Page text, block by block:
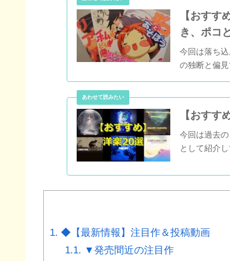
【おすす
き、ポコ
今回は落ち
の独断と偏
【おすす
今回は過去
として紹介
1. ◆【最新情報】注目作＆投稿動画
1.1. ▼発売間近の注目作